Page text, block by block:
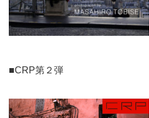
■CRP第２弾